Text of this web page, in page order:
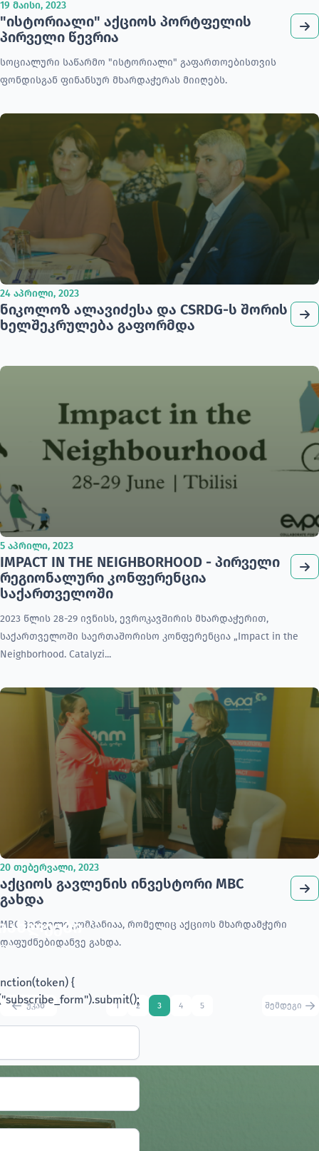
19 მაისი, 2023
"ისტორიალი" აქციოს პორტფელის
პირველი წევრია
სოციალური საწარმო "ისტორიალი" გაფართოებისთვის
ფონდისგან ფინანსურ მხარდაჭერას მიიღებს.
24 აპრილი, 2023
ნიკოლოზ ალავიძესა და CSRDG-ს შორის
ხელშეკრულება გაფორმდა
5 აპრილი, 2023
IMPACT IN THE NEIGHBORHOOD - პირველი
რეგიონალური კონფერენცია
საქართველოში
2023 წლის 28-29 ივნისს, ევროკავშირის მხარდაჭერით,
საქართველოში საერთაშორისო კონფერენცია „Impact in the
Neighborhood. Catalyzi...
20 თებერვალი, 2023
აქციოს გავლენის ინვესტორი MBC
გახდა
MBC პირველი კომპანიაა, რომელიც აქციოს მხარდამჭერი
დაფუძნებიდანვე გახდა.
უკან 1 2 3 4 5 შემდეგი
მიიღე